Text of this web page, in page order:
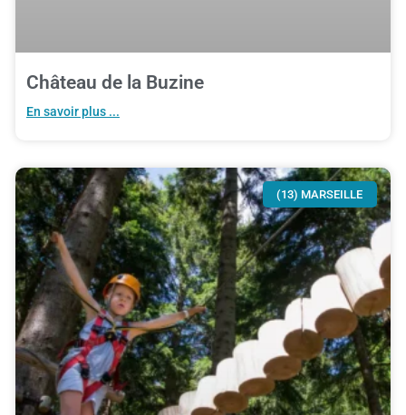
Château de la Buzine
En savoir plus ...
(13) MARSEILLE